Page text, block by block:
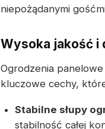
niepożądanymi
Wysoka jakość i
Ogrodzenia
kluczowe cechy,
Stabilne słupy
stabilność całej